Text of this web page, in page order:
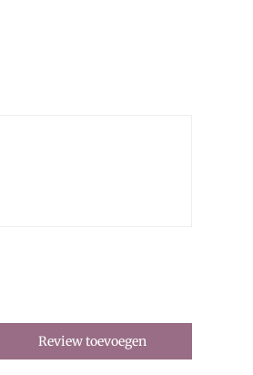
Review toevoegen